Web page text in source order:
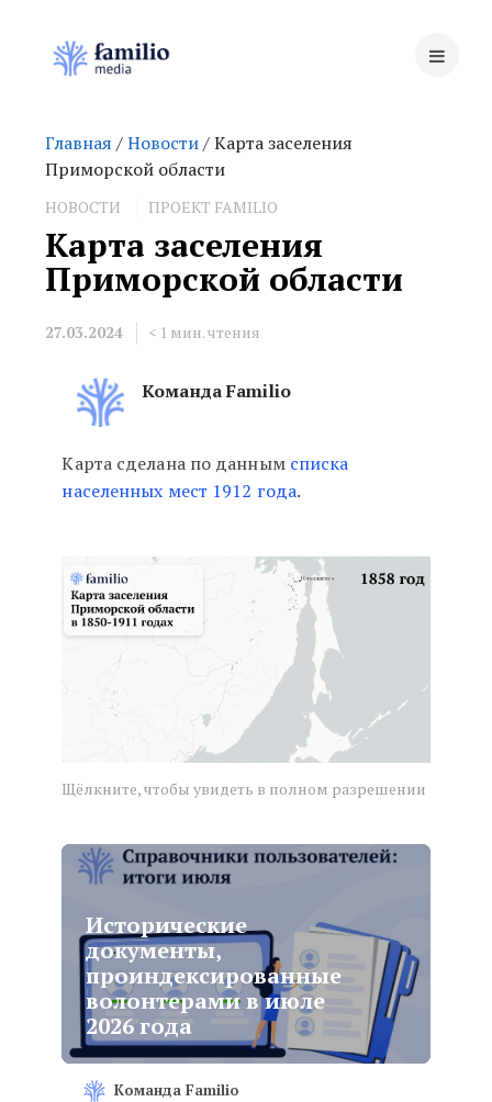
Главная /Новости/ Карта заселения
Приморской области
НОВОСТИ ПРОЕКТ FAMILIO
Карта заселения
Приморской области
27.03.2024 < 1 мин. чтения
Команда Familio
Карта заселения Приморской
Карта сделана по данным списка
населенных мест 1912 года.
Щёлкните, чтобы увидеть в полном разрешении
Исторические
документы,
проиндексированные
волонтерами в июле
2026 года
Команда Familio